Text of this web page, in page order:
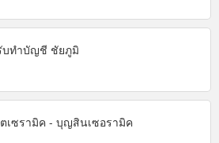
บทำบัญชี ชัยภูมิ
เซรามิค - บุญสินเซอรามิค